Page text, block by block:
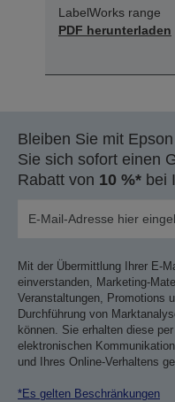
LabelWorks range
PDF herunterladen
Bleiben Sie mit
Sie sich sofort einen
Rabatt von 10 %* bei
Mit der Übermittlung Ihrer E-
einverstanden, Marketing-
Veranstaltungen, Promotions
Durchführung von
können. Sie erhalten diese
elektronischen
und Ihres Online-Verhaltens
*Es gelten Beschränkungen